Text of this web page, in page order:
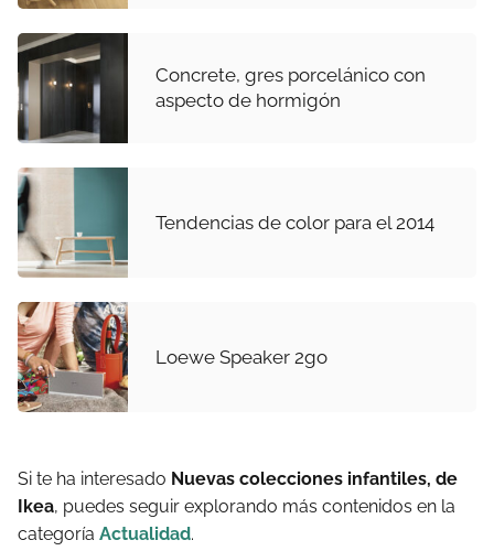
Concrete, gres porcelánico con
aspecto de hormigón
Tendencias de color para el 2014
Loewe Speaker 2go
Si te ha interesado Nuevas colecciones infantiles, de
Ikea, puedes seguir explorando más contenidos en la
categoría Actualidad.